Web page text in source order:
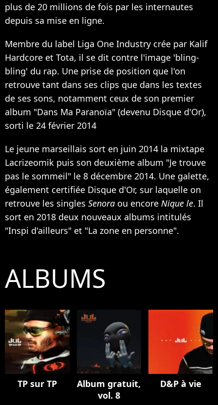
plus de 20 millions de fois par les internautes
depuis sa mise en ligne.
Membre du label Liga One Industry crée par Kalif
Hardcore et Tota, il se dit contre l'image 'bling-
bling' du rap. Une prise de position que l'on
retrouve tant dans ses clips que dans les textes
de ses sons, notamment ceux de son premier
album "Dans Ma Paranoïa" (devenu Disque d'Or),
sorti le 24 février 2014
Le jeune marseillais sort en juin 2014 la mixtape
Lacrizeomik puis son deuxième album "Je trouve
pas le sommeil" le 8 décembre 2014. Une galette,
également certifiée Disque d'Or, sur laquelle on
retrouve les singles Senora ou encore Nique le. Il
sort en 2018 deux nouveaux albums intitulés
"Inspi d'ailleurs" et "La zone en personne".
ALBUMS
TP sur TP
Album gratuit,
vol. 8
D&P à vie